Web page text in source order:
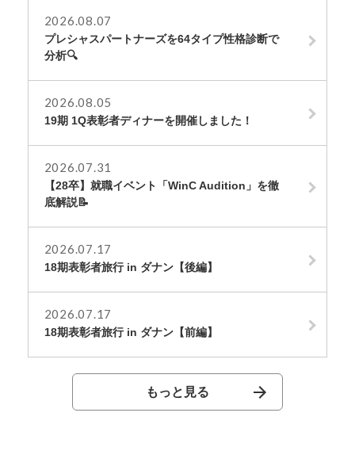
2026.08.07
プレシャスパートナーズを64タイプ性格診断で
分析🔍
2026.08.05
19期 1Q表彰者ディナーを開催しました！
2026.07.31
【28卒】就職イベント「WinC Audition」を徹
底解説📝
2026.07.17
18期表彰者旅行 in ダナン【後編】
2026.07.17
18期表彰者旅行 in ダナン【前編】
もっと見る